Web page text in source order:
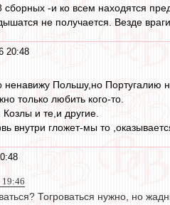
сборных -и ко всем находятся
не получается. Везде
20:48
ненавижу Польшу,но Португалию
только любить кого-то.
и те,и другие.
внутри гложет-мы то
Тогроваться нужно, но